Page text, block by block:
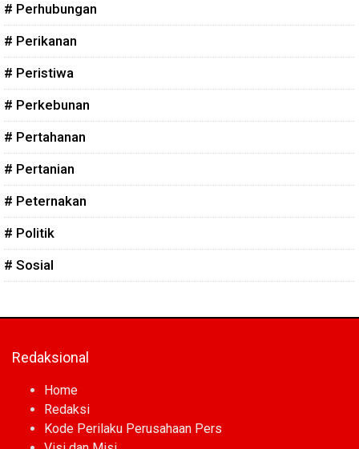
# Perhubungan
# Perikanan
# Peristiwa
# Perkebunan
# Pertahanan
# Pertanian
# Peternakan
# Politik
# Sosial
Redaksional
Home
Redaksi
Kode Perilaku Perusahaan Pers